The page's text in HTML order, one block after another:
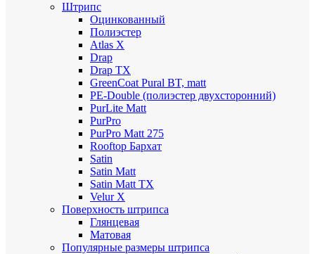
Штрипс
Оцинкованный
Полиэстер
Atlas X
Drap
Drap TX
GreenCoat Pural BT, matt
PE-Double (полиэстер двухсторонний)
PurLite Мatt
PurPro
PurPro Matt 275
Rooftop Бархат
Satin
Satin Мatt
Satin Matt TX
Velur X
Поверхность штрипса
Глянцевая
Матовая
Популярные размеры штрипса